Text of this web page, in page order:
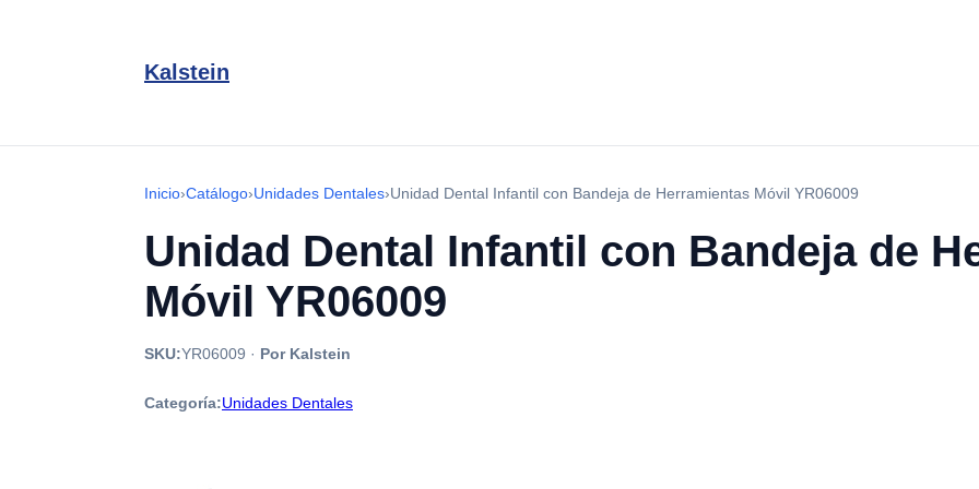
Kalstein
Inicio›Catálogo›Unidades Dentales›Unidad Dental Infantil con Bandeja de Herramientas Móvil YR06009
Unidad Dental Infantil con Bandeja de
Móvil YR06009
SKU:YR06009 · Por Kalstein
Categoría:Unidades Dentales